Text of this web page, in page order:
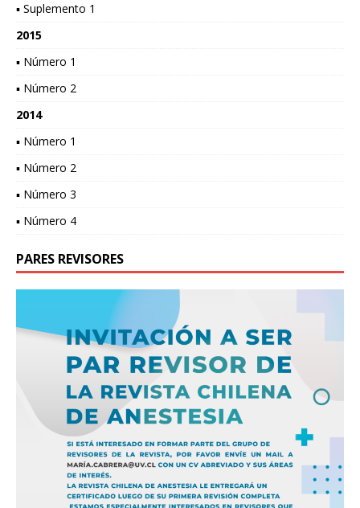
▪ Suplemento 1
2015
▪ Número 1
▪ Número 2
2014
▪ Número 1
▪ Número 2
▪ Número 3
▪ Número 4
PARES REVISORES